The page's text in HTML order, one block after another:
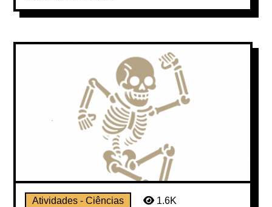
Atividades - Ciências 1.6K